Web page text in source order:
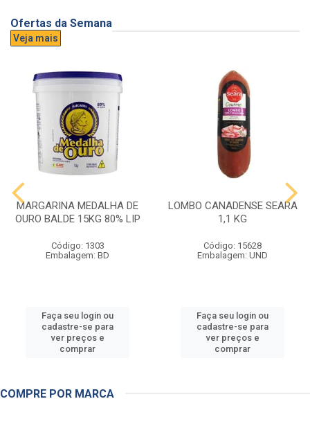
Ofertas da Semana
Veja mais
MARGARINA MEDALHA DE
OURO BALDE 15KG 80% LIP
Código: 1303
Embalagem: BD
Faça seu login ou
cadastre-se para
ver preços e
comprar
LOMBO CANADENSE SEARA
1,1 KG
Código: 15628
Embalagem: UND
Faça seu login ou
cadastre-se para
ver preços e
comprar
COMPRE POR MARCA